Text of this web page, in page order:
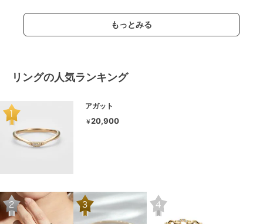
もっとみる
リングの人気ランキング
アガット
￥20,900